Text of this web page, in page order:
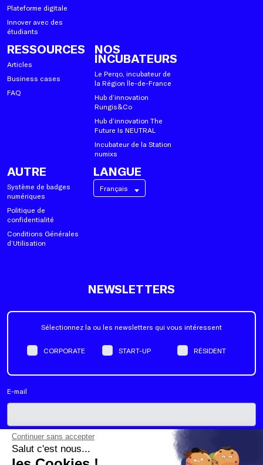
Plateforme digitale
Innover avec des
étudiants
RESSOURCES
Articles
Business cases
FAQ
NOS
INCUBATEURS
Le Perqo, incubateur de
la Région Île-de-France
Hub d’innovation
Rungis&Co
Hub d’innovation The
Future Is NEUTRAL
Incubateur de la Station
numixs
AUTRE
Système de badges
numériques
Politique de
confidentialité
Conditions Générales
d’Utilisation
LANGUE
Français
NEWSLETTERS
Sélectionnez la ou les newsletters qui vous intéressent
CORPORATE START-UP RÉSIDENT
E-mail
Oui, j'accepte de recevoir la newsletter de Schoolab. Je peux me
désabonner de la liste d'envoi à tout moment.
Continuer sans accepter
Salut c'est nous...